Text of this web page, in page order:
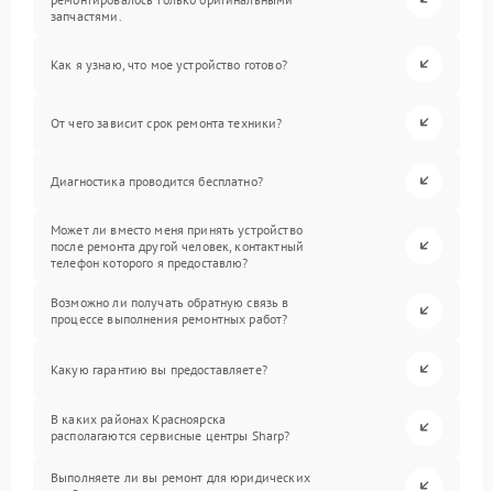
запчастями.
Как я узнаю, что мое устройство готово?
От чего зависит срок ремонта техники?
Диагностика проводится бесплатно?
Может ли вместо меня принять устройство
после ремонта другой человек, контактный
телефон которого я предоставлю?
Возможно ли получать обратную связь в
процессе выполнения ремонтных работ?
Какую гарантию вы предоставляете?
В каких районах Красноярска
располагаются сервисные центры Sharp?
Выполняете ли вы ремонт для юридических